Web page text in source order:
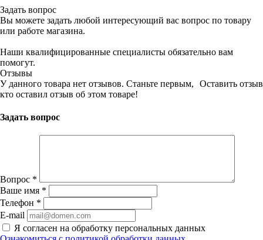
Задать вопрос
Вы можете задать любой интересующий вас вопрос по товару
или работе магазина.
Наши квалифицированные специалисты обязательно вам
помогут.
Отзывы
Оставить отзыв
У данного товара нет отзывов. Станьте первым,
кто оставил отзыв об этом товаре!
Задать вопрос
Вопрос *
Ваше имя *
Телефон *
E-mail
Я согласен на обработку персональных данных